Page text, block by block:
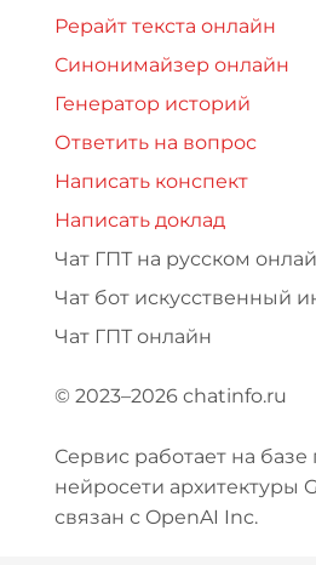
Рерайт текста онлайн
Синонимайзер онлайн
Генератор историй
Ответить на вопрос
Написать конспект
Написать доклад
Чат ГПТ на русском
Чат бот искусственный
Чат ГПТ онлайн
© 2023–2026 chatinfo.ru
Сервис работает на
нейросети архитектуры
связан с OpenAI Inc.